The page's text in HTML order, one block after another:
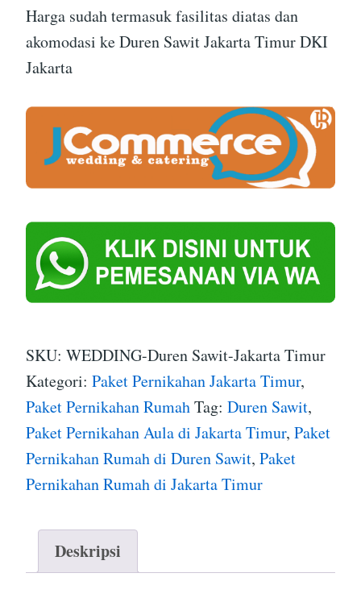
Harga sudah termasuk fasilitas diatas dan
akomodasi ke Duren Sawit Jakarta Timur DKI
Jakarta
SKU: WEDDING-Duren Sawit-Jakarta Timur
Kategori: Paket Pernikahan Jakarta Timur,
Paket Pernikahan RumahTag: Duren Sawit,
Paket Pernikahan Aula di Jakarta Timur, Paket
Pernikahan Rumah di Duren Sawit, Paket
Pernikahan Rumah di Jakarta Timur
Deskripsi